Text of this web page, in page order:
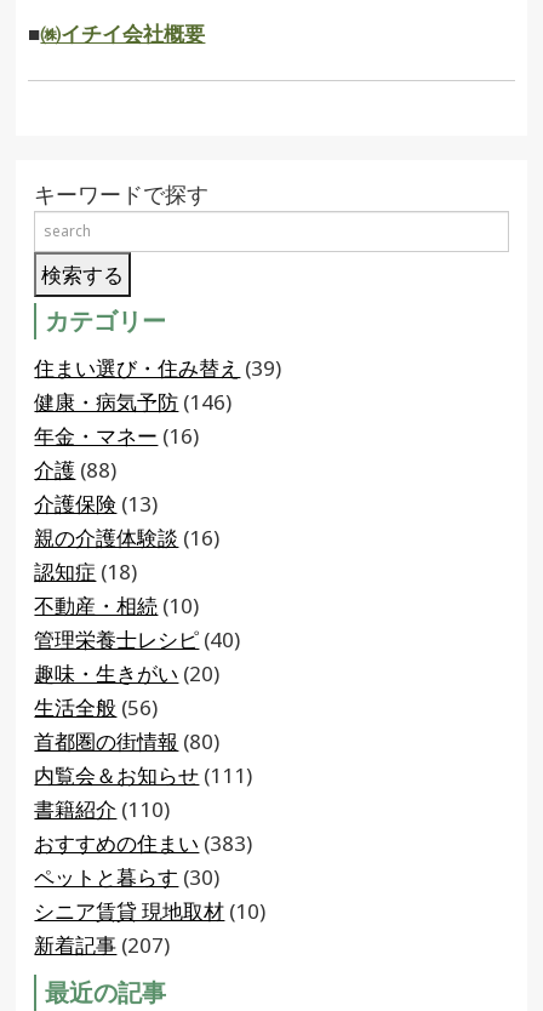
■㈱イチイ会社概要
キーワードで探す
カテゴリー
住まい選び・住み替え (39)
健康・病気予防 (146)
年金・マネー (16)
介護 (88)
介護保険 (13)
親の介護体験談 (16)
認知症 (18)
不動産・相続 (10)
管理栄養士レシピ (40)
趣味・生きがい (20)
生活全般 (56)
首都圏の街情報 (80)
内覧会＆お知らせ (111)
書籍紹介 (110)
おすすめの住まい (383)
ペットと暮らす (30)
シニア賃貸 現地取材 (10)
新着記事 (207)
最近の記事